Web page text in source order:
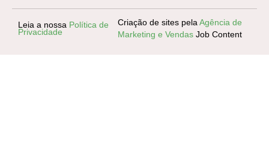
Leia a nossa Política de
Privacidade
Criação de sites pela Agência de
Marketing e VendasJob Content